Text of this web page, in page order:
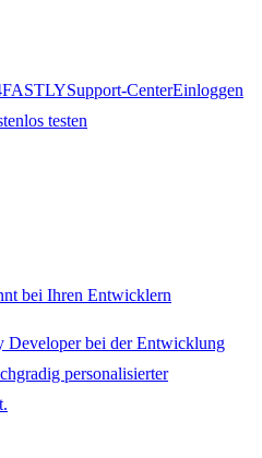
Support-CenterEinloggen
testen
bei Ihren Entwicklern
Developer bei der Entwicklung
personalisierter